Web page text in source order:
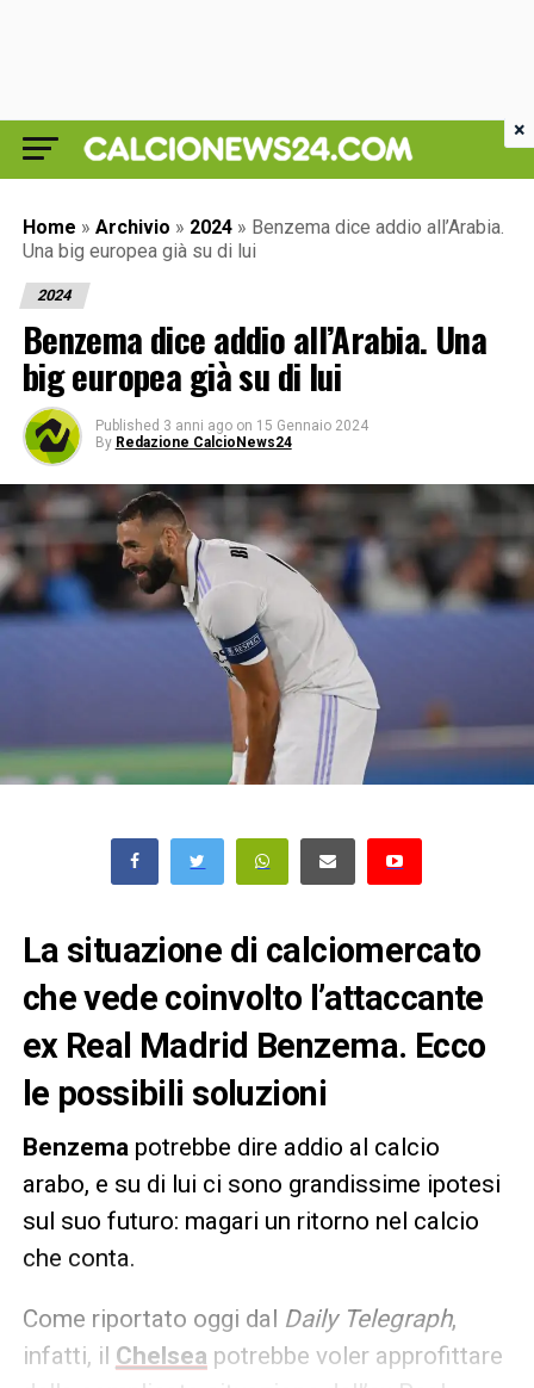
Home » Archivio » 2024 » Benzema dice addio all’Arabia.
Una big europea già su di lui
2024
Benzema dice addio all’Arabia. Una
big europea già su di lui
Published 3 anni ago on 15 Gennaio 2024
By Redazione CalcioNews24
La situazione di calciomercato
che vede coinvolto l’attaccante
ex Real Madrid Benzema. Ecco
le possibili soluzioni
Benzema potrebbe dire addio al calcio
arabo, e su di lui ci sono grandissime ipotesi
sul suo futuro: magari un ritorno nel calcio
che conta.
Come riportato oggi dal Daily Telegraph,
infatti, il Chelsea potrebbe voler approfittare
×